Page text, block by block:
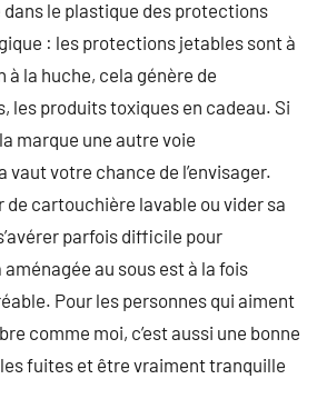
le plastique des protections
: les protections jetables sont à
à la huche, cela génère de
les produits toxiques en cadeau. Si
marque une autre voie
vaut votre chance de l’envisager.
de cartouchière lavable ou vider sa
parfois difficile pour
au sous est à la fois
Pour les personnes qui aiment
comme moi, c’est aussi une bonne
fuites et être vraiment tranquille